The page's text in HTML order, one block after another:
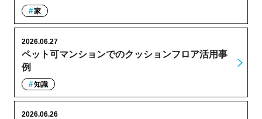
家
ペット可マンションでのクッションフロア活用事
例
2026.06.27
知識
2026.06.26